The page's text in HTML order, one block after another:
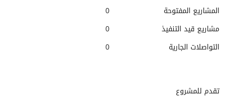
المشاريع المفتوحة
0
مشاريع قيد التنفيذ
0
التواصلات الجارية
0
تقدم للمشروع